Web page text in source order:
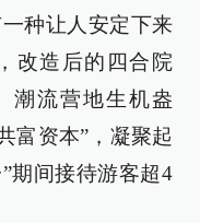
种让人安定下来
改造后的四合院
潮流营地生机盎
富资本”，凝聚起
期间接待游客超4